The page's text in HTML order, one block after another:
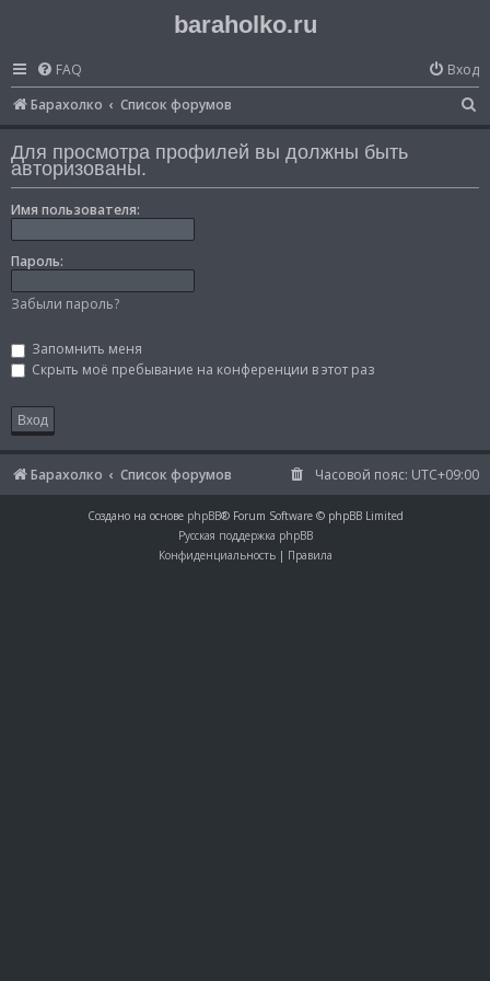
baraholko.ru
FAQ
Вход
Барахолко
Список форумов
о
с
Для просмотра профилей вы должны быть
авторизованы.
Имя пользователя:
Пароль:
Забыли пароль?
Запомнить меня
Скрыть моё пребывание на конференции в этот раз
Барахолко Список форумов Часовой пояс: UTC+09:00
Создано на основе phpBB® Forum Software © phpBB Limited
Русская поддержка phpBB
Конфиденциальность| Правила